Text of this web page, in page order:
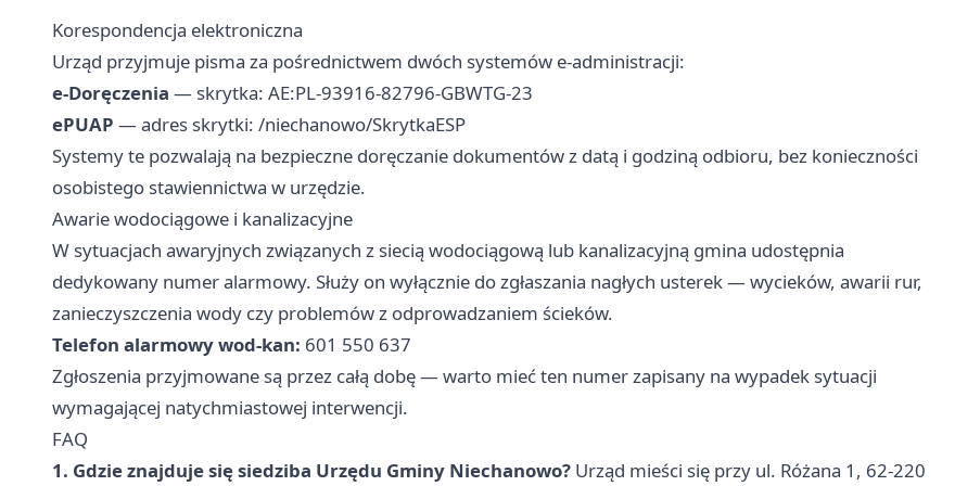
Korespondencja elektroniczna
Urząd przyjmuje pisma za pośrednictwem dwóch systemów e-administracji:
e-Doręczenia — skrytka: AE:PL-93916-82796-GBWTG-23
ePUAP — adres skrytki: /niechanowo/SkrytkaESP
Systemy te pozwalają na bezpieczne doręczanie dokumentów z datą i godziną odbioru, bez konieczności
osobistego stawiennictwa w urzędzie.
Awarie wodociągowe i kanalizacyjne
W sytuacjach awaryjnych związanych z siecią wodociągową lub kanalizacyjną gmina udostępnia
dedykowany numer alarmowy. Służy on wyłącznie do zgłaszania nagłych usterek — wycieków, awarii rur,
zanieczyszczenia wody czy problemów z odprowadzaniem ścieków.
Telefon alarmowy wod-kan: 601 550 637
Zgłoszenia przyjmowane są przez całą dobę — warto mieć ten numer zapisany na wypadek sytuacji
wymagającej natychmiastowej interwencji.
FAQ
1. Gdzie znajduje się siedziba Urzędu Gminy Niechanowo? Urząd mieści się przy ul. Różana 1, 62-220